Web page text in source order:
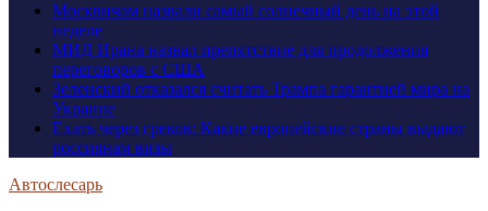
Москвичам назвали самый солнечный день на этой
неделе
МИД Ирана назвал препятствие для продолжения
переговоров с США
Зеленский отказался считать Трампа гарантией мира на
Украине
Ехать через греков: Какие европейские страны выдают
россиянам визы
Автослесарь